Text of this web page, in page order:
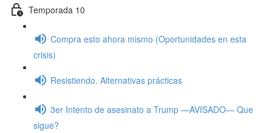
Temporada 10
Compra esto ahora mismo (Oportunidades en esta
crisis)
Resistiendo. Alternativas prácticas
3er Intento de asesinato a Trump —AVISADO— Que
sigue?